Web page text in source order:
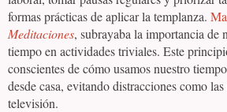
formas prácticas de aplicar la templanza.
Meditaciones, subrayaba la importancia de
tiempo en actividades triviales. Este
conscientes de cómo usamos nuestro
desde casa, evitando distracciones como
televisión.